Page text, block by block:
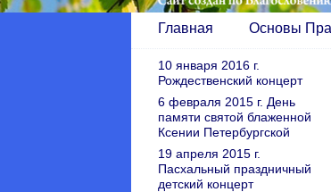
Главная Основы
10 января 2016 г.
Рождественский концерт
6 февраля 2015 г. День
памяти святой блаженной
Ксении Петербургской
19 апреля 2015 г.
Пасхальный праздничный
детский концерт